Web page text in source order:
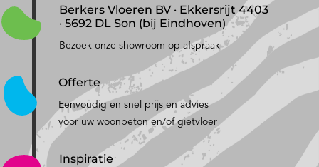
Berkers Vloeren BV · Ekkersrijt 4403
· 5692 DL Son (bij Eindhoven)
Bezoek onze showroom op afspraak
Offerte
Eenvoudig en snel prijs en advies
voor uw woonbeton en/of gietvloer
Inspiratie